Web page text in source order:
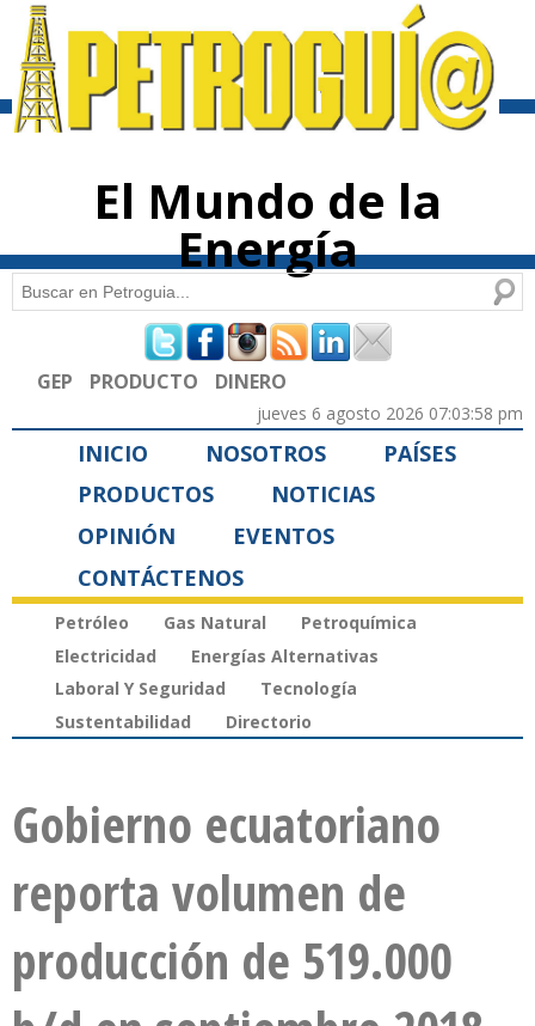
contenido
El Mundo de la
Energía
Formulario de búsqueda
Buscar
GEP PRODUCTO DINERO
jueves 6 agosto 2026 07:03:58 pm
INICIO NOSOTROS
PAÍSES
PRODUCTOS
NOTICIAS
OPINIÓN
EVENTOS
CONTÁCTENOS
Petróleo Gas Natural
Petroquímica
Electricidad
Energías Alternativas
Laboral Y Seguridad
Tecnología
Sustentabilidad
Directorio
Gobierno ecuatoriano
reporta volumen de
producción de 519.000